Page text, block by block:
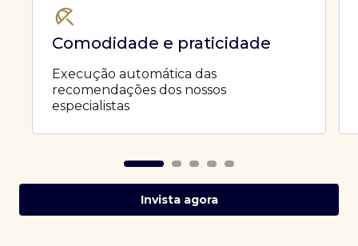
Comodidade e praticidade
Execução automática das
recomendações dos nossos
especialistas
Invista agora